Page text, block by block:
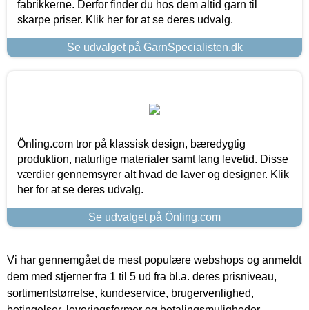
fabrikkerne. Derfor finder du hos dem altid garn til
skarpe priser. Klik her for at se deres udvalg.
Se udvalget på GarnSpecialisten.dk
Önling.com tror på klassisk design, bæredygtig
produktion, naturlige materialer samt lang levetid. Disse
værdier gennemsyrer alt hvad de laver og designer. Klik
her for at se deres udvalg.
Se udvalget på Önling.com
Vi har gennemgået de mest populære webshops og anmeldt
dem med stjerner fra 1 til 5 ud fra bl.a. deres prisniveau,
sortimentstørrelse, kundeservice, brugervenlighed,